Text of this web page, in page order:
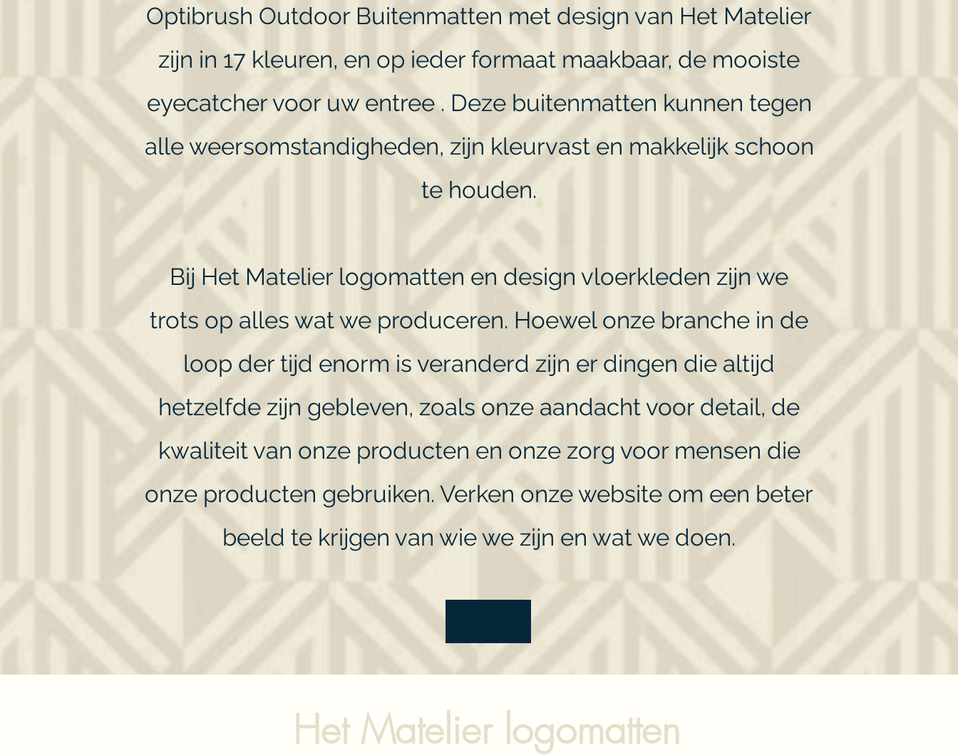
Optibrush Outdoor Buitenmatten met design van Het Matelier
zijn in 17 kleuren, en op ieder formaat maakbaar, de mooiste
eyecatcher voor uw entree . Deze buitenmatten kunnen tegen
alle weersomstandigheden, zijn kleurvast en makkelijk schoon
te houden.
Bij Het Matelier logomatten en design vloerkleden zijn we
trots op alles wat we produceren. Hoewel onze branche in de
loop der tijd enorm is veranderd zijn er dingen die altijd
hetzelfde zijn gebleven, zoals onze aandacht voor detail, de
kwaliteit van onze producten en onze zorg voor mensen die
onze producten gebruiken. Verken onze website om een beter
beeld te krijgen van wie we zijn en wat we doen.
Het Matelier logomatten